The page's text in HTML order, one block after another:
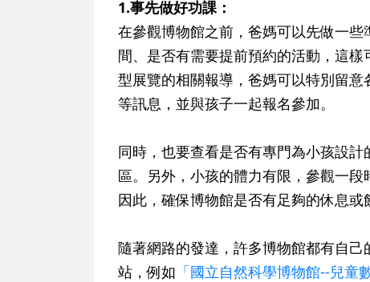
1.事先做好功課：
在參觀博物館之前，爸媽可以先做一
間、是否有需要提前預約的活動，這
型展覽的相關報導，爸媽可以特別留
等訊息，並與孩子一起報名參加。
同時，也要查看是否有專門為小孩設
區。另外，小孩的體力有限，參觀一段
因此，確保博物館是否有足夠的休息或
隨著網路的發達，許多博物館都有自
站，例如 「國立自然科學博物館--兒童